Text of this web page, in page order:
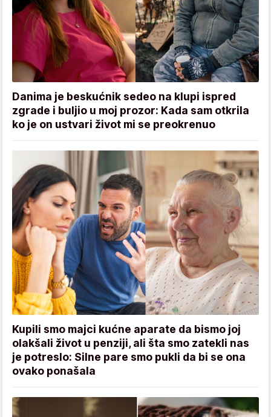
Danima je beskućnik sedeo na klupi ispred
zgrade i buljio u moj prozor: Kada sam otkrila
ko je on ustvari život mi se preokrenuo
Kupili smo majci kućne aparate da bismo joj
olakšali život u penziji, ali šta smo zatekli nas
je potreslo: Silne pare smo pukli da bi se ona
ovako ponašala